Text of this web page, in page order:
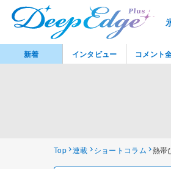
Top 連載 ショートコラム 熱帯
新着 インタビュー コメント